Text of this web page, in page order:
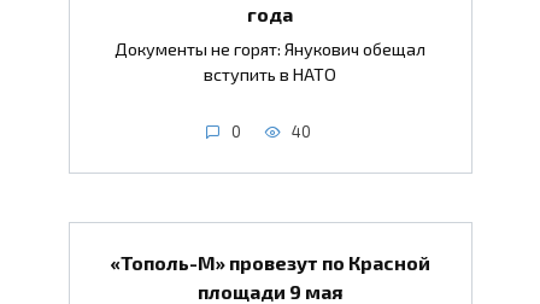
года
Документы не горят: Янукович обещал
вступить в НАТО
0 40
«Тополь-М» провезут по Красной
площади 9 мая